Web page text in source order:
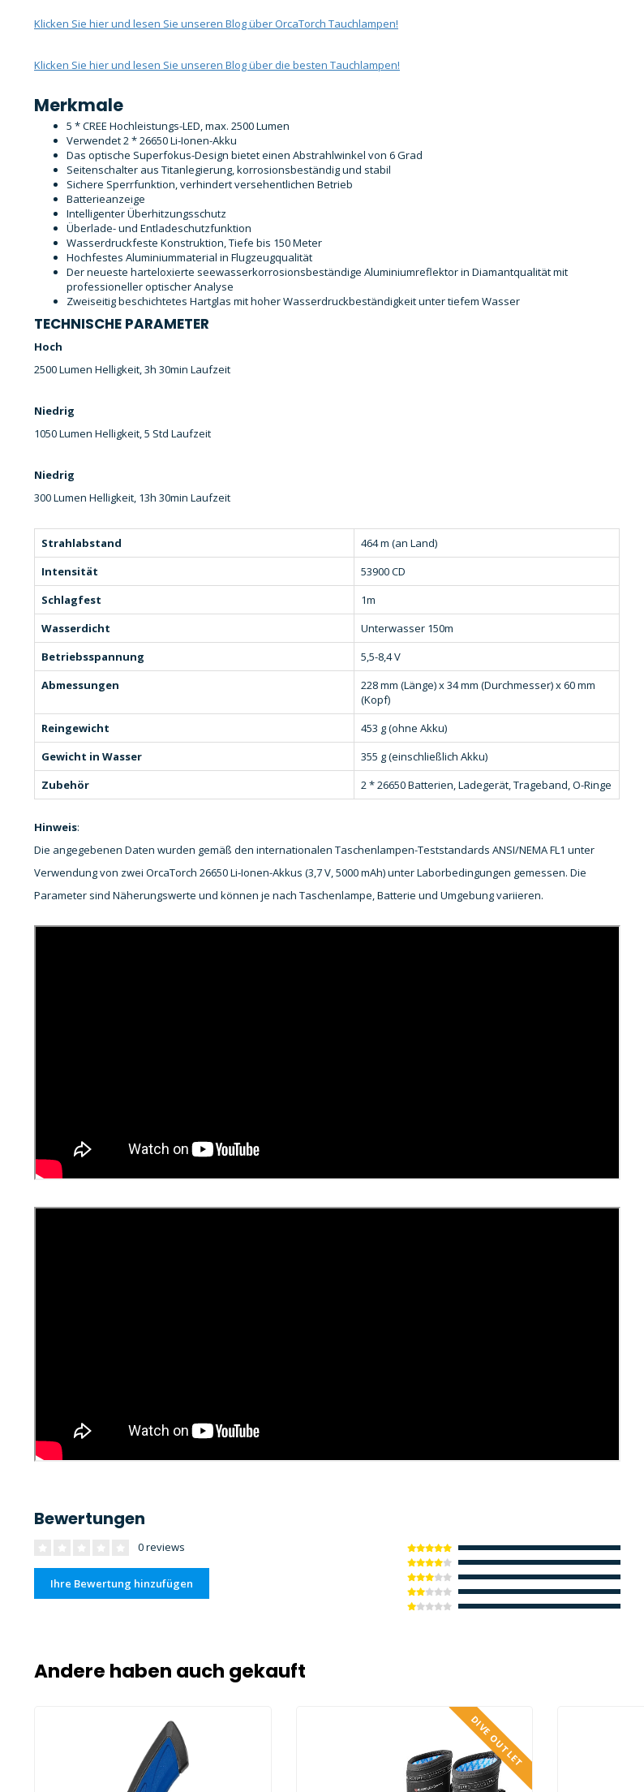
Klicken Sie hier und lesen Sie unseren Blog über OrcaTorch Tauchlampen!
Klicken Sie hier und lesen Sie unseren Blog über die besten Tauchlampen!
Merkmale
5 * CREE Hochleistungs-LED, max. 2500 Lumen
Verwendet 2 * 26650 Li-Ionen-Akku
Das optische Superfokus-Design bietet einen Abstrahlwinkel von 6 Grad
Seitenschalter aus Titanlegierung, korrosionsbeständig und stabil
Sichere Sperrfunktion, verhindert versehentlichen Betrieb
Batterieanzeige
Intelligenter Überhitzungsschutz
Überlade- und Entladeschutzfunktion
Wasserdruckfeste Konstruktion, Tiefe bis 150 Meter
Hochfestes Aluminiummaterial in Flugzeugqualität
Der neueste harteloxierte seewasserkorrosionsbeständige Aluminiumreflektor in Diamantqualität mit
professioneller optischer Analyse
Zweiseitig beschichtetes Hartglas mit hoher Wasserdruckbeständigkeit unter tiefem Wasser
TECHNISCHE PARAMETER
Hoch
2500 Lumen Helligkeit, 3h 30min Laufzeit
Niedrig
1050 Lumen Helligkeit, 5 Std Laufzeit
Niedrig
300 Lumen Helligkeit, 13h 30min Laufzeit
Strahlabstand
464 m (an Land)
Intensität
53900 CD
Schlagfest
1m
Wasserdicht
Unterwasser 150m
Betriebsspannung
5,5-8,4 V
Abmessungen
228 mm (Länge) x 34 mm (Durchmesser) x 60 mm
(Kopf)
Reingewicht
453 g (ohne Akku)
Gewicht in Wasser
355 g (einschließlich Akku)
Zubehör
2 * 26650 Batterien, Ladegerät, Trageband, O-Ringe
Hinweis:
Die angegebenen Daten wurden gemäß den internationalen Taschenlampen-Teststandards ANSI/NEMA FL1 unter
Verwendung von zwei OrcaTorch 26650 Li-Ionen-Akkus (3,7 V, 5000 mAh) unter Laborbedingungen gemessen. Die
Parameter sind Näherungswerte und können je nach Taschenlampe, Batterie und Umgebung variieren.
Bewertungen
0 reviews
Ihre Bewertung hinzufügen
Andere haben auch gekauft
DIVE OUTLET